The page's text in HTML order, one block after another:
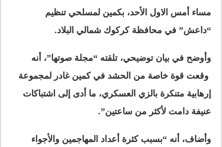
مساء أمس الاول الأحد، بكمين لمسلحي تنظيم
“داعش” في محافظة كركوك شمالي البلاد.
وأوضح في بيان توضيحي، تلقته “مجلة صوتها”، أنه
وقعت قوة خاصة من الحشد في كمين غادر لمجموعة
إرهابية متنكرة بالزي العسكري، ما أدى إلى اشتباكات
عنيفة دامت لأكثر من ساعتين”.
وأضاف، أنه “بسبب كثرة أعداد المهاجمين والأجواء